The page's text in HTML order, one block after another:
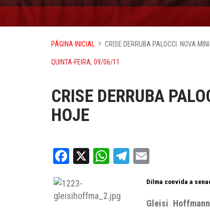
PÁGINA INICIAL CRISE DERRUBA PALOCCI. NOVA
QUINTA-FEIRA, 09/06/11
CRISE DERRUBA
HOJE
Facebook
X WhatsApp
Telegram
Dilma convida a
Gleisi